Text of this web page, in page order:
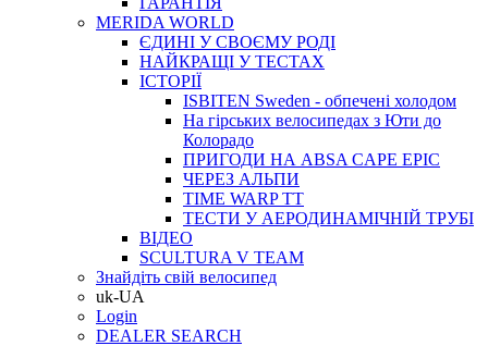
MERIDA WORLD
ЄДИНI У СВОЄМУ РОДI
НАЙКРАЩІ У ТЕСТАХ
ІСТОРІЇ
ISBITEN Sweden - обпечені холодом
На гірських велосипедах з Юти до
Колорадо
ПРИГОДИ НА ABSA CAPE EPIC
ЧЕРЕЗ АЛЬПИ
TIME WARP TT
ТЕСТИ У АЕРОДИНАМІЧНІЙ ТРУБІ
ВІДЕО
SCULTURA V TEAM
Знайдіть свій велосипед
uk-UA
Login
DEALER SEARCH